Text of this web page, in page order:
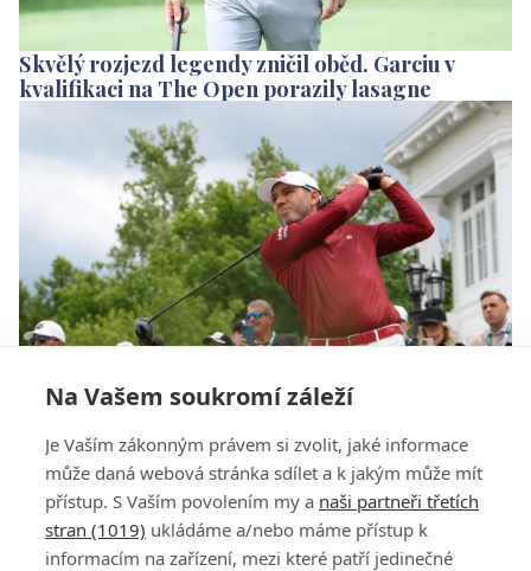
Na Vašem soukromí záleží
Je Vaším zákonným právem si zvolit, jaké informace
může daná webová stránka sdílet a k jakým může mít
přístup. S Vaším povolením my a naši partneři třetích
stran (1019) ukládáme a/nebo máme přístup k
informacím na zařízení, mezi které patří jedinečné
Skvělý rozjezd legendy zničil oběd. Garciu v
kvalifikaci na The Open porazily lasagne
Garcia ve Virginii dotírá na Herberta, ve vzduchu
byla na LIV Golf i magická 59